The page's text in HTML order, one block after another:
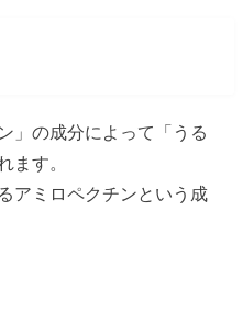
」の成分によって「うる
ます。
アミロペクチンという成